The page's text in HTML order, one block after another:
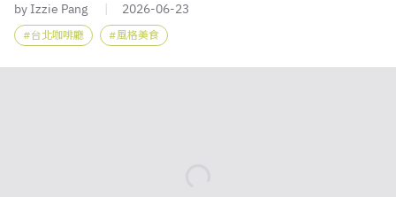
by Izzie Pang 2026-06-23
台北咖啡廳 風格美食